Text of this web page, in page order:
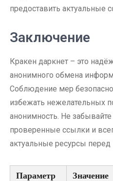
предоставить актуальные
Заключение
Кракен даркнет – это
анонимного обмена
Соблюдение мер
избежать нежелательных
анонимность. Не
проверенные ссылки и
актуальные ресурсы перед
Параметр Значение